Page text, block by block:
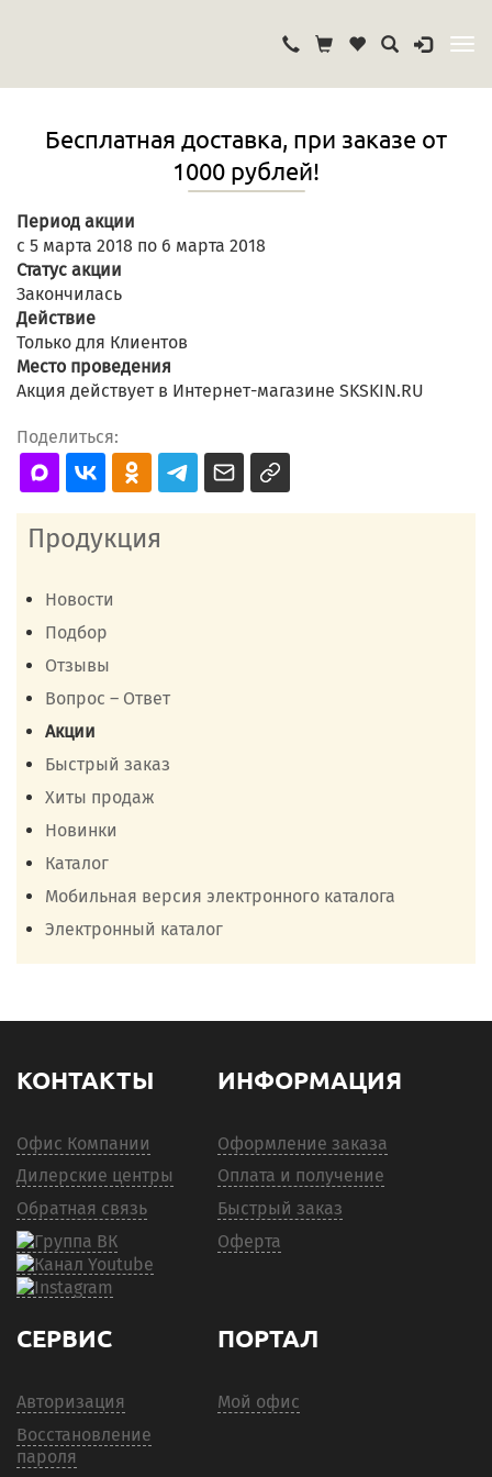
Бесплатная доставка, при заказе от
1000 рублей!
Период акции
с 5 марта 2018 по 6 марта 2018
Статус акции
Закончилась
Действие
Только для Клиентов
Место проведения
Акция действует в Интернет-магазине SKSKIN.RU
Поделиться:
Продукция
Новости
Подбор
Отзывы
Вопрос – Ответ
Акции
Быстрый заказ
Хиты продаж
Новинки
Каталог
Мобильная версия электронного каталога
Электронный каталог
КОНТАКТЫ
Офис Компании
Дилерские центры
Обратная связь
ИНФОРМАЦИЯ
Оформление заказа
Оплата и получение
Быстрый заказ
Оферта
СЕРВИС
Авторизация
Восстановление
пароля
ПОРТАЛ
Мой офис